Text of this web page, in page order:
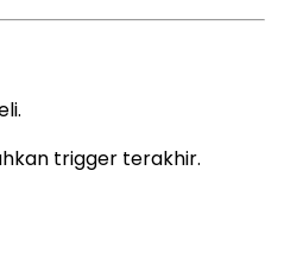
trigger terakhir.